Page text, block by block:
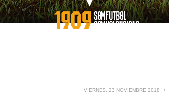
VIERNES, 23 NOVIEMBRE 2018 /